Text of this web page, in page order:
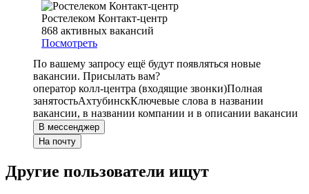
Ростелеком Контакт-центр
868 активных вакансий
Посмотреть
По вашему запросу ещё будут появляться новые
вакансии. Присылать вам?
оператор колл-центра (входящие звонки)Полная
занятостьАхтубинскКлючевые слова в названии
вакансии, в названии компании и в описании вакансии
В мессенджер
На почту
Другие пользователи ищут